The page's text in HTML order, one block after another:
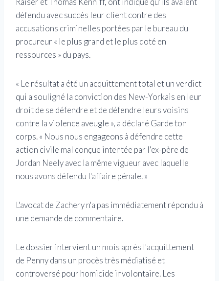
défendu avec succès leur client contre des
accusations criminelles portées par le bureau du
procureur « le plus grand et le plus doté en
ressources » du pays.
« Le résultat a été un acquittement total et un verdict
qui a souligné la conviction des New-Yorkais en leur
droit de se défendre et de défendre leurs voisins
contre la violence aveugle », a déclaré Garde ton
corps. « Nous nous engageons à défendre cette
action civile mal conçue intentée par l'ex-père de
Jordan Neely avec la même vigueur avec laquelle
nous avons défendu l'affaire pénale. »
L'avocat de Zachery n'a pas immédiatement répondu à
une demande de commentaire.
Le dossier intervient un mois après l'acquittement
de Penny dans un procès très médiatisé et
controversé pour homicide involontaire. Les